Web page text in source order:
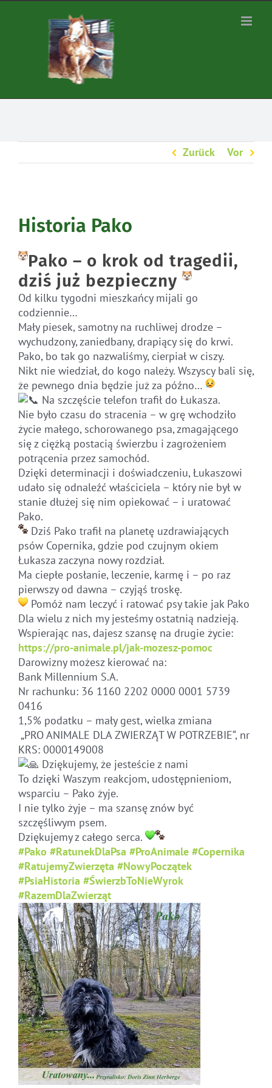
Zurück Vor
Historia Pako
Pako – o krok od tragedii,
dziś już bezpieczny
Od kilku tygodni mieszkańcy mijali go
codziennie…
Mały piesek, samotny na ruchliwej drodze –
wychudzony, zaniedbany, drapiący się do krwi.
Pako, bo tak go nazwaliśmy, cierpiał w ciszy.
Nikt nie wiedział, do kogo należy. Wszyscy bali się,
że pewnego dnia będzie już za późno…
Na szczęście telefon trafił do Łukasza.
Nie było czasu do stracenia – w grę wchodziło
życie małego, schorowanego psa, zmagającego
się z ciężką postacią świerzbu i zagrożeniem
potrącenia przez samochód.
Dzięki determinacji i doświadczeniu, Łukaszowi
udało się odnaleźć właściciela – który nie był w
stanie dłużej się nim opiekować – i uratować
Pako.
Dziś Pako trafił na planetę uzdrawiających
psów Copernika, gdzie pod czujnym okiem
Łukasza zaczyna nowy rozdział.
Ma ciepłe posłanie, leczenie, karmę i – po raz
pierwszy od dawna – czyjąś troskę.
Pomóż nam leczyć i ratować psy takie jak Pako
Dla wielu z nich my jesteśmy ostatnią nadzieją.
Wspierając nas, dajesz szansę na drugie życie:
https://pro-animale.pl/jak-mozesz-pomoc
Darowizny możesz kierować na:
Bank Millennium S.A.
Nr rachunku: 36 1160 2202 0000 0001 5739
0416
1,5% podatku – mały gest, wielka zmiana
„PRO ANIMALE DLA ZWIERZĄT W POTRZEBIE“, nr
KRS: 0000149008
Dziękujemy, że jesteście z nami
To dzięki Waszym reakcjom, udostępnieniom,
wsparciu – Pako żyje.
I nie tylko żyje – ma szansę znów być
szczęśliwym psem.
Dziękujemy z całego serca.
#Pako #RatunekDlaPsa #ProAnimale #Copernika
#RatujemyZwierzęta #NowyPoczątek
#PsiaHistoria #ŚwierzbToNieWyrok
#RazemDlaZwierząt